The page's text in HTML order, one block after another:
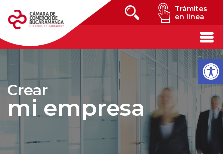
Trámites
en línea
Crear
mi empresa